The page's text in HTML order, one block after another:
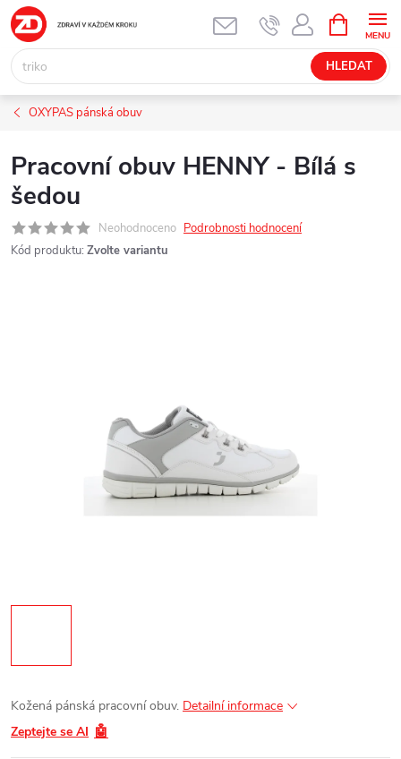
Přejít
na
obsah
HLEDAT
NÁKUPNÍ
KOŠÍK
OXYPAS pánská obuv
Pracovní obuv HENNY - Bílá s
šedou
Neohodnoceno Podrobnosti hodnocení
Kód produktu: Zvolte variantu
Kožená pánská pracovní obuv. Detailní informace
Zeptejte se AI 🤖